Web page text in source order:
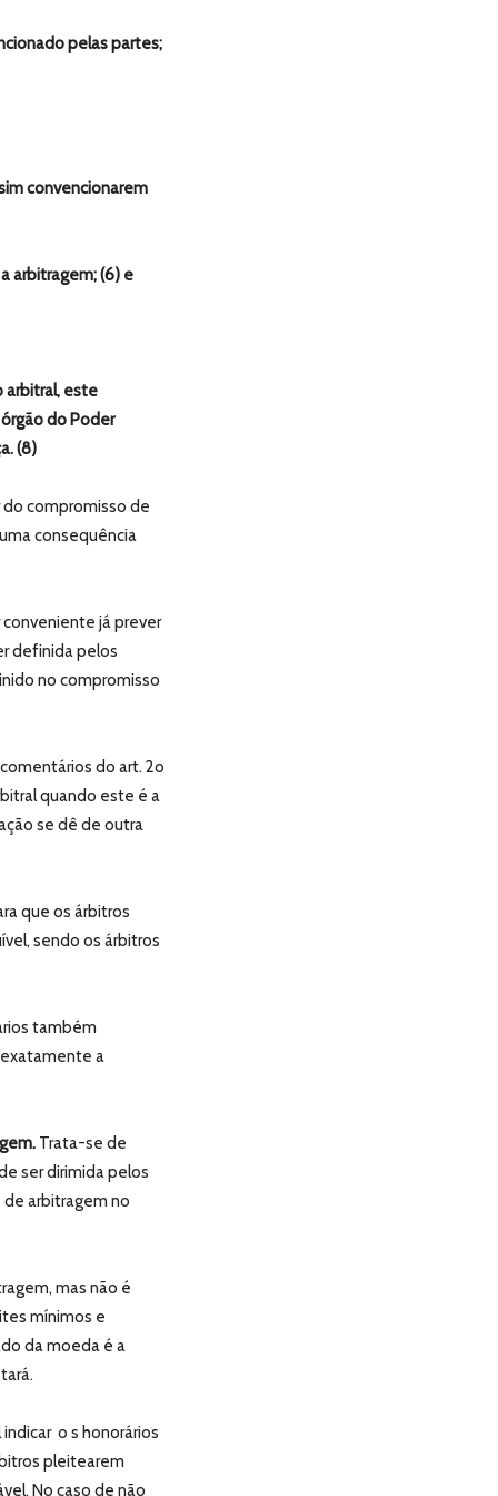
pelas partes;
convencionarem
arbitragem; (6) e
arbitral, este
do Poder
(8)
compromisso de
consequência
já prever
definida pelos
no compromisso
do art. 2o
quando este é a
se dê de outra
que os árbitros
sendo os árbitros
também
a
Trata-se de
ser dirimida pelos
de arbitragem no
mas não é
mínimos e
da moeda é a
o s honorários
pleitearem
No caso de não